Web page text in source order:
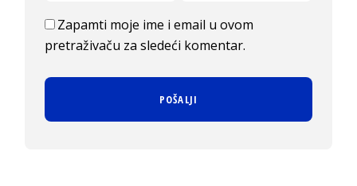
Zapamti moje ime i email u ovom
pretraživaču za sledeći komentar.